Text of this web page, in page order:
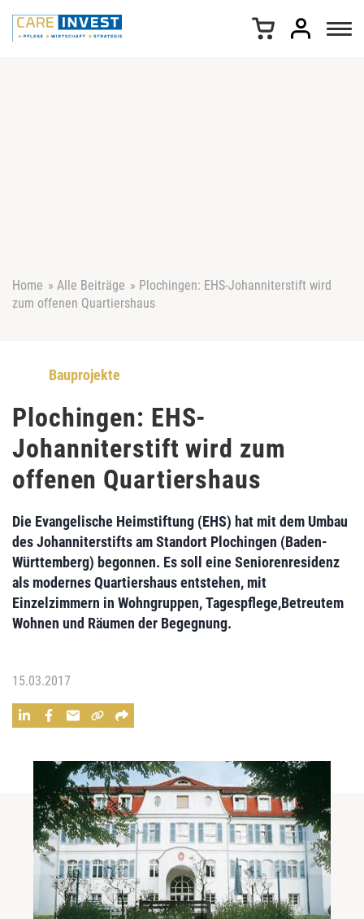
Home » Alle Beiträge » Plochingen: EHS-Johanniterstift wird
zum offenen Quartiershaus
Bauprojekte
Plochingen: EHS-
Johanniterstift wird zum
offenen Quartiershaus
Die Evangelische Heimstiftung (EHS) hat mit dem Umbau
des Johanniterstiftsam Standort Plochingen (Baden-
Württemberg) begonnen. Es soll eine Seniorenresidenz
als modernesQuartiershausentstehen, mit
Einzelzimmern in Wohngruppen,Tagespflege,Betreutem
Wohnen und Räumen der Begegnung.
15.03.2017